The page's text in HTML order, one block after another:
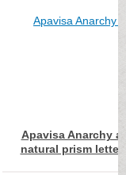
Apavisa Anarchy
natural prism